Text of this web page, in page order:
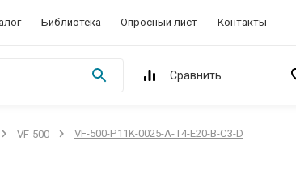
Библиотека Опросный лист Контакты
Сравнить
VF-500 VF-500-P11K-0025-A-T4-E20-B-C3-D